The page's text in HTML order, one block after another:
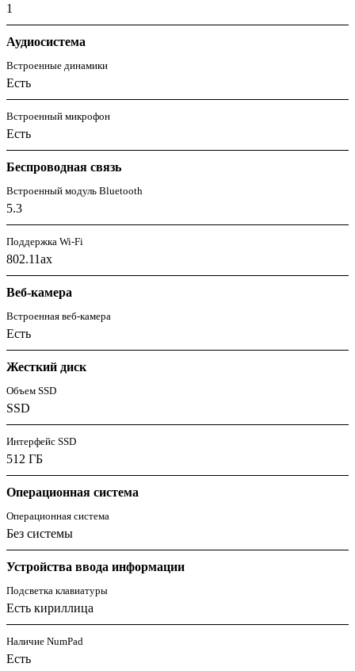
1
Аудиосистема
Встроенные динамики
Есть
Встроенный микрофон
Есть
Беспроводная связь
Встроенный модуль Bluetooth
5.3
Поддержка Wi-Fi
802.11ax
Веб-камера
Встроенная веб-камера
Есть
Жесткий диск
Объем SSD
SSD
Интерфейс SSD
512 ГБ
Операционная система
Операционная система
Без системы
Устройства ввода информации
Подсветка клавиатуры
Есть кириллица
Наличие NumPad
Есть